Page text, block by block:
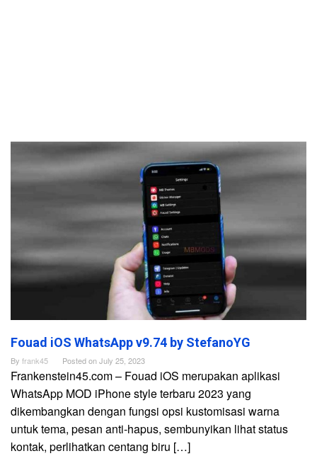
Frankenstein45.Com
Fouad iOS WhatsApp v9.74 by StefanoYG
By frank45 Posted onJuly 25, 2023
Frankenstein45.com – Fouad iOS merupakan aplikasi
WhatsApp MOD iPhone style terbaru 2023 yang
dikembangkan dengan fungsi opsi kustomisasi warna
untuk tema, pesan anti-hapus, sembunyikan lihat status
kontak, perlihatkan centang biru […]